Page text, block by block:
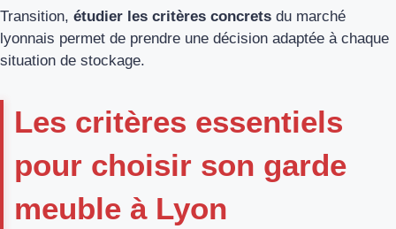
Transition, étudier les critères concrets du marché
lyonnais permet de prendre une décision adaptée à chaque
situation de stockage.
Les critères essentiels
pour choisir son garde
meuble à Lyon